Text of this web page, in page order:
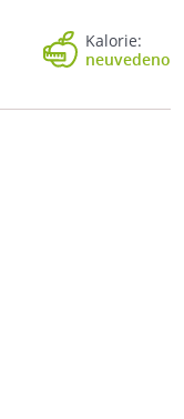
Kalorie:
neuvedeno